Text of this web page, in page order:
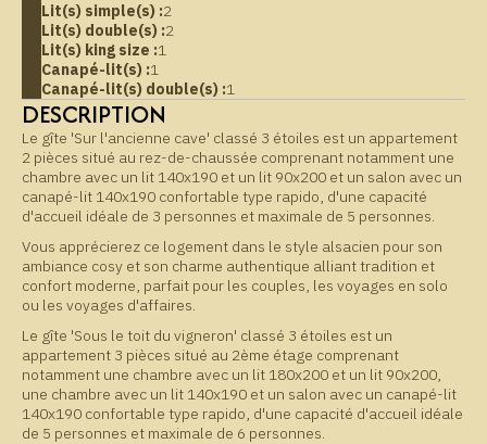
Lit(s) simple(s) :2
Lit(s) double(s) :2
Lit(s) king size :1
Canapé-lit(s) :1
Canapé-lit(s) double(s) :1
DESCRIPTION
Le gîte 'Sur l'ancienne cave' classé 3 étoiles est un appartement
2 pièces situé au rez-de-chaussée comprenant notamment une
chambre avec un lit 140x190 et un lit 90x200 et un salon avec un
canapé-lit 140x190 confortable type rapido, d'une capacité
d'accueil idéale de 3 personnes et maximale de 5 personnes.
Vous apprécierez ce logement dans le style alsacien pour son
ambiance cosy et son charme authentique alliant tradition et
confort moderne, parfait pour les couples, les voyages en solo
ou les voyages d'affaires.
Le gîte 'Sous le toit du vigneron' classé 3 étoiles est un
appartement 3 pièces situé au 2ème étage comprenant
notamment une chambre avec un lit 180x200 et un lit 90x200,
une chambre avec un lit 140x190 et un salon avec un canapé-lit
140x190 confortable type rapido, d'une capacité d'accueil idéale
de 5 personnes et maximale de 6 personnes.